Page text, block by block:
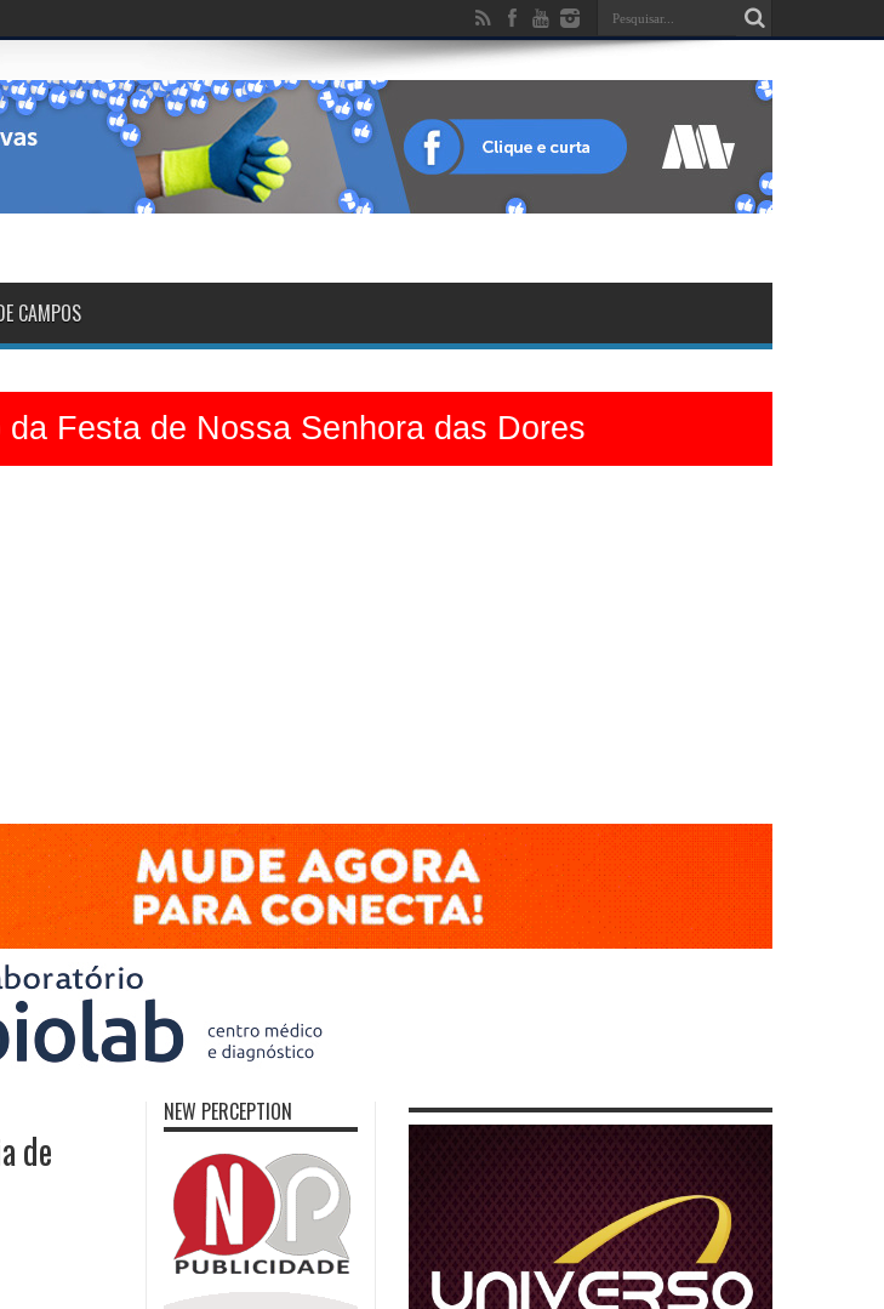
CAMPOS
Festa de Nossa Senhora das Dores
de
NEW PERCEPTION